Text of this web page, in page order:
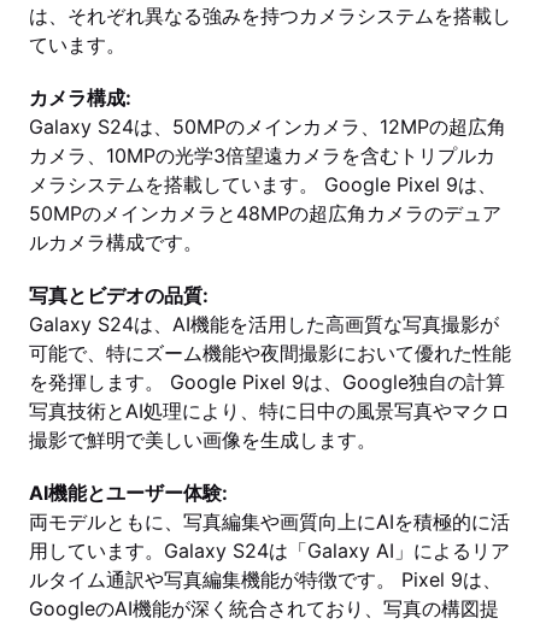
は、それぞれ異なる強みを持つカメラシステムを搭載し
ています。
カメラ構成:
Galaxy S24は、50MPのメインカメラ、12MPの超広角
カメラ、10MPの光学3倍望遠カメラを含むトリプルカ
メラシステムを搭載しています。 Google Pixel 9は、
50MPのメインカメラと48MPの超広角カメラのデュア
ルカメラ構成です。
写真とビデオの品質:
Galaxy S24は、AI機能を活用した高画質な写真撮影が
可能で、特にズーム機能や夜間撮影において優れた性能
を発揮します。 Google Pixel 9は、Google独自の計算
写真技術とAI処理により、特に日中の風景写真やマクロ
撮影で鮮明で美しい画像を生成します。
AI機能とユーザー体験:
両モデルともに、写真編集や画質向上にAIを積極的に活
用しています。Galaxy S24は「Galaxy AI」によるリア
ルタイム通訳や写真編集機能が特徴です。 Pixel 9は、
GoogleのAI機能が深く統合されており、写真の構図提